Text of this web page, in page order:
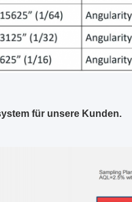
für unsere Kunden.